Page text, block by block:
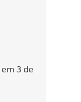
em 3 de